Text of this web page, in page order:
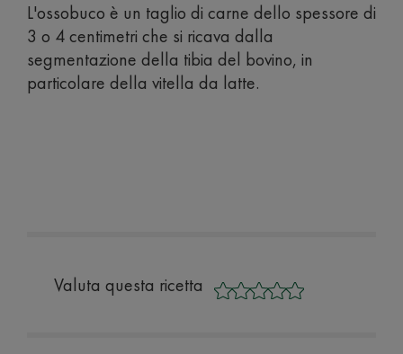
L'ossobuco è un taglio di carne dello spessore di
3 o 4 centimetri che si ricava dalla
segmentazione della tibia del bovino, in
particolare della vitella da latte.
Valuta questa ricetta